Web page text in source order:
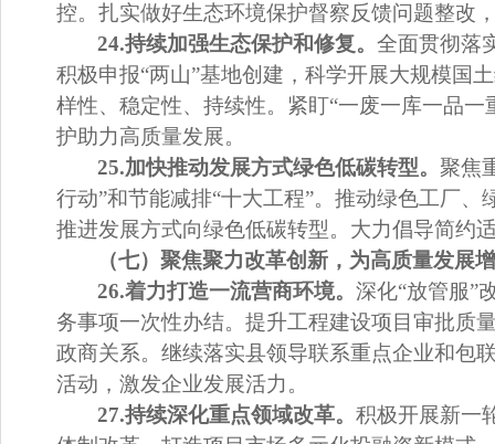
控。扎实做好生态环境保护督察反馈问题整改
24.持续加强生态保护和修复。全面贯彻落
积极申报“两山”基地创建，科学开展大规模国
样性、稳定性、持续性。紧盯“一废一库一品一
护助力高质量发展。
25.加快推动发展方式绿色低碳转型。聚焦
行动”和节能减排“十大工程”。推动绿色工厂、
推进发展方式向绿色低碳转型。大力倡导简约
（七）聚焦聚力改革创新，为高质量发展
26.着力打造一流营商环境。深化“放管服”
务事项一次性办结。提升工程建设项目审批质
政商关系。 继续落实县领导联系重点企业和包
活动，激发企业发展活力 。
27.持续深化重点领域改革。积极开展新一